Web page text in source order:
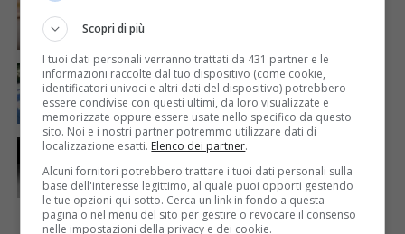
folgorazione alle Ferriere Nord di Osoppo
CRONACA & ATTUALITÀ 3 giorni fa
Arrivano 142 nuovi poliziotti in Friuli-Venezia Giulia:
61 saranno assegnati a Trieste
CRONACA & ATTUALITÀ 22 ore fa
Due terremoti in poche ore scuotono la Croazia: la
scossa più forte sul Quarnero
Scopri di più
I tuoi dati personali verranno trattati da 431 partner e le
informazioni raccolte dal tuo dispositivo (come cookie,
identificatori univoci e altri dati del dispositivo) potrebbero
essere condivise con questi ultimi, da loro visualizzate e
memorizzate oppure essere usate nello specifico da questo
sito. Noi e i nostri partner potremmo utilizzare dati di
localizzazione esatti. Elenco dei partner.
Alcuni fornitori potrebbero trattare i tuoi dati personali sulla
base dell'interesse legittimo, al quale puoi opporti gestendo
le tue opzioni qui sotto. Cerca un link in fondo a questa
pagina o nel menu del sito per gestire o revocare il consenso
nelle impostazioni della privacy e dei cookie.